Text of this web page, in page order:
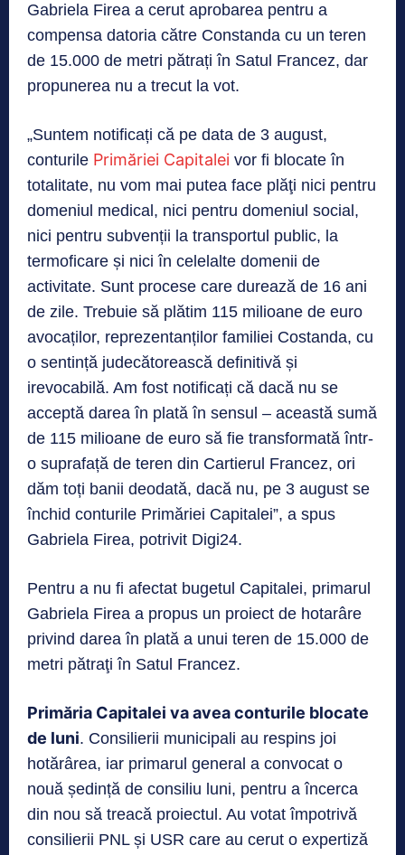
Gabriela Firea a cerut aprobarea pentru a
compensa datoria către Constanda cu un teren
de 15.000 de metri pătrați în Satul Francez, dar
propunerea nu a trecut la vot.
„Suntem notificați că pe data de 3 august,
conturile Primăriei Capitalei vor fi blocate în
totalitate, nu vom mai putea face plăţi nici pentru
domeniul medical, nici pentru domeniul social,
nici pentru subvenții la transportul public, la
termoficare și nici în celelalte domenii de
activitate. Sunt procese care durează de 16 ani
de zile. Trebuie să plătim 115 milioane de euro
avocaților, reprezentanților familiei Costanda, cu
o sentință judecătorească definitivă și
irevocabilă. Am fost notificați că dacă nu se
acceptă darea în plată în sensul – această sumă
de 115 milioane de euro să fie transformată într-
o suprafață de teren din Cartierul Francez, ori
dăm toți banii deodată, dacă nu, pe 3 august se
închid conturile Primăriei Capitalei”, a spus
Gabriela Firea, potrivit Digi24.
Pentru a nu fi afectat bugetul Capitalei, primarul
Gabriela Firea a propus un proiect de hotarâre
privind darea în plată a unui teren de 15.000 de
metri pătraţi în Satul Francez.
Primăria Capitalei va avea conturile blocate
de luni. Consilierii municipali au respins joi
hotărârea, iar primarul general a convocat o
nouă ședință de consiliu luni, pentru a încerca
din nou să treacă proiectul. Au votat împotrivă
consilierii PNL și USR care au cerut o expertiză